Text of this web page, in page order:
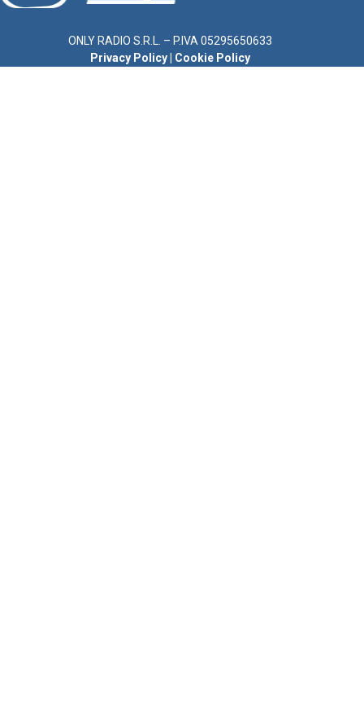
ONLY RADIO S.R.L. – P.IVA 05295650633
Privacy Policy
Cookie Policy